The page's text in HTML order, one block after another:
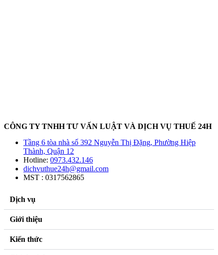
CÔNG TY TNHH TƯ VẤN LUẬT VÀ DỊCH VỤ THUẾ 24H
Tầng 6 tòa nhà số 392 Nguyễn Thị Đặng, Phường Hiệp
Thành, Quận 12
Hotline: 0973.432.146
dichvuthue24h@gmail.com
MST : 0317562865
Dịch vụ
Giới thiệu
Kiến thức